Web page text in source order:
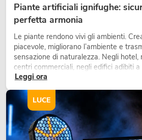
Piante artificiali ignifughe:
perfetta armonia
Le piante rendono vivi gli ambienti.
piacevole, migliorano l’ambiente e
sensazione di naturalezza. Negli hotel,
centri commerciali, negli edifici adibiti
fieristici, una vegetazione di alta qualità
Leggi ora
LUCE